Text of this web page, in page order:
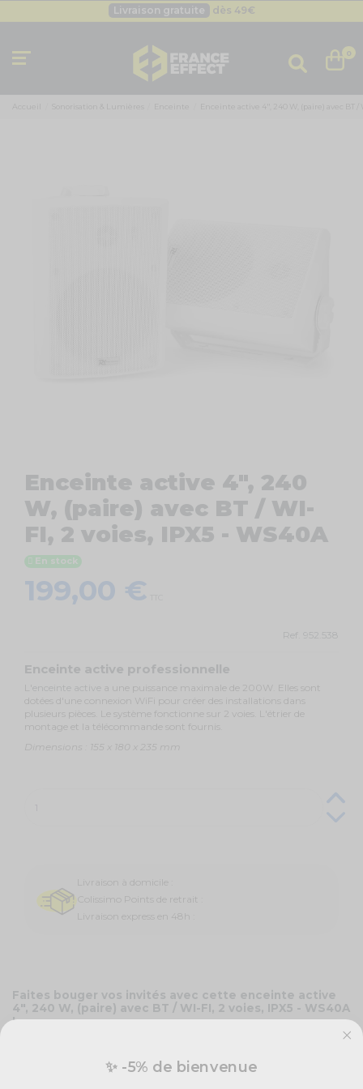
Besoin d'un devis pro ? Cliquez ici
0
Accueil Sonorisation & Lumières Enceinte Enceinte active 4", 240 W, (paire) avec BT /
Enceinte active 4", 240
W, (paire) avec BT / WI-
FI, 2 voies, IPX5 - WS40A
En stock
199,00 €
Ref. 952.538
Enceinte active professionnelle
enceinte active
a une puissance maximale de 200W. Elles sont
dotées d'une connexion WiFi pour créer des installations dans
plusieurs pièces. Le système fonctionne sur 2 voies. L'étrier de
montage et la télécommande sont fournis.
Dimensions : 155 x 180 x 235 mm
Livraison à domicile :
Colissimo Points de retrait :
Livraison express en 48h :
Faites bouger vos invités avec cette enceinte active
4", 240 W, (paire) avec BT / WI-FI, 2 voies, IPX5 - WS40A
!
✨ -5% de bienvenue